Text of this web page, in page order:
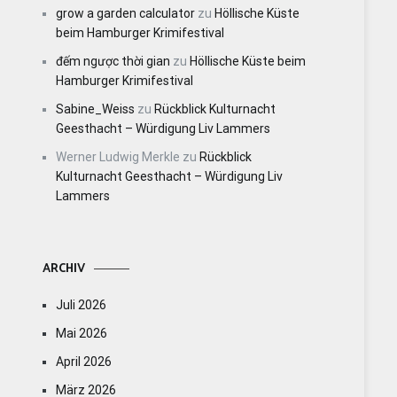
grow a garden calculator zu Höllische Küste
beim Hamburger Krimifestival
đếm ngược thời gian zu Höllische Küste beim
Hamburger Krimifestival
Sabine_Weiss zu Rückblick Kulturnacht
Geesthacht – Würdigung Liv Lammers
Werner Ludwig Merkle zu Rückblick
Kulturnacht Geesthacht – Würdigung Liv
Lammers
ARCHIV
Juli 2026
Mai 2026
April 2026
März 2026